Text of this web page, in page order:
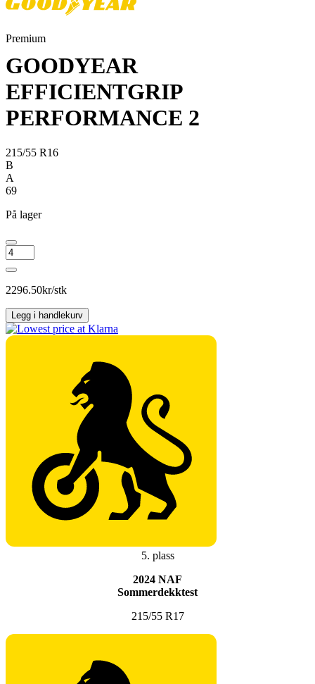
Premium
GOODYEAR
EFFICIENTGRIP
PERFORMANCE 2
215/55 R16
B
A
69
På lager
GOODYEAR
EFFICIENTGRIP
PERFORMANCE
2
2296.50kr/stk
Legg i handlekurv
5. plass
2024 NAF
Sommerdekktest
215/55 R17